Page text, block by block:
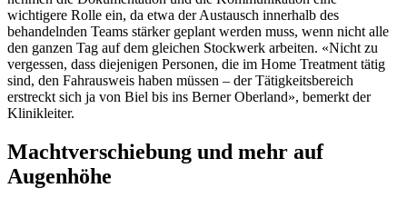
wichtigere Rolle ein, da etwa der Austausch innerhalb des
behandelnden Teams stärker geplant werden muss, wenn nicht alle
den ganzen Tag auf dem gleichen Stockwerk arbeiten. «Nicht zu
vergessen, dass diejenigen Personen, die im Home Treatment tätig
sind, den Fahrausweis haben müssen – der Tätigkeitsbereich
erstreckt sich ja von Biel bis ins Berner Oberland», bemerkt der
Klinikleiter.
Machtverschiebung und mehr auf
Augenhöhe